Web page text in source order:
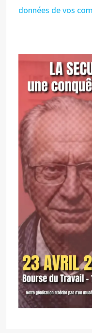
données de vos